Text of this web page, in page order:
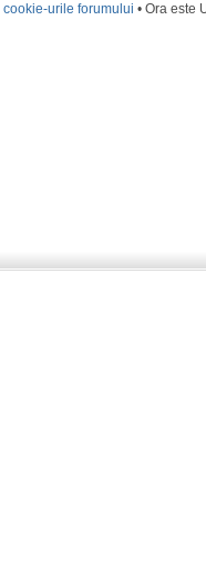
cookie-urile forumului • Ora este